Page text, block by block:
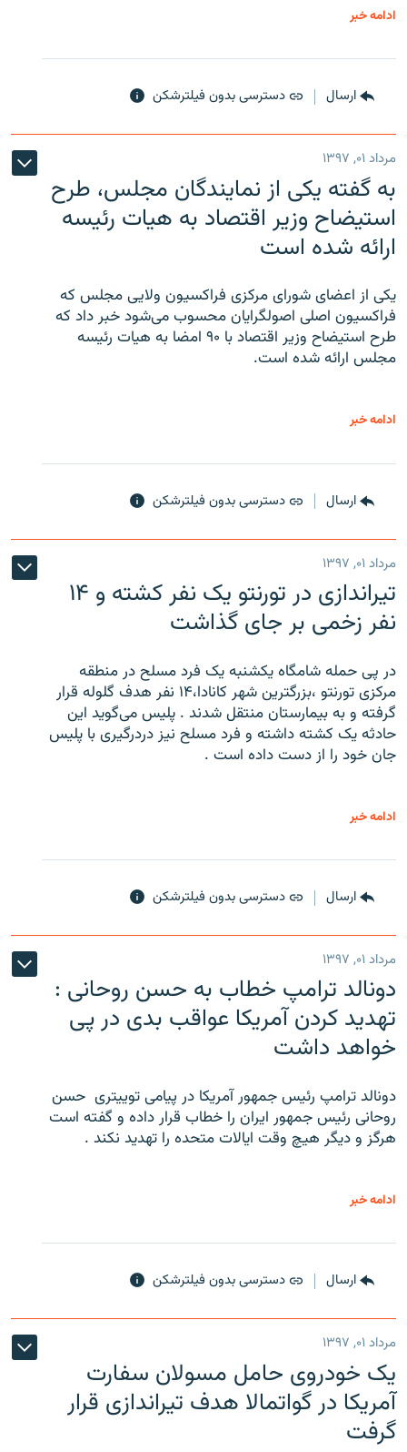
ادامه خبر
ارسال دسترسی بدون فیلترشکن
مرداد ۰۱, ۱۳۹۷
به گفته یکی از نمایندگان مجلس، طرح
استیضاح وزیر اقتصاد به هیات رئیسه
ارائه شده است
یکی از اعضای شورای مرکزی فراکسیون ولایی مجلس که
فراکسیون اصلی اصولگرایان محسوب می‌شود خبر داد که
طرح استیضاح وزیر اقتصاد با ۹۰ امضا به هیات رئیسه
مجلس ارائه شده است.
ادامه خبر
ارسال دسترسی بدون فیلترشکن
مرداد ۰۱, ۱۳۹۷
تیراندازی در تورنتو یک نفر کشته و ۱۴
نفر زخمی بر جای گذاشت
در پی حمله شامگاه یکشنبه یک فرد مسلح در منطقه
مرکزی تورنتو ،‌بزرگترین شهر کانادا،۱۴ نفر هدف گلوله قرار
گرفته و به بیمارستان منتقل شدند . پلیس می‌گوید این
حادثه یک کشته داشته و فرد مسلح نیز دردرگیری با پلیس
جان خود را از دست داده است .
ادامه خبر
ارسال دسترسی بدون فیلترشکن
مرداد ۰۱, ۱۳۹۷
دونالد ترامپ خطاب به حسن روحانی :
تهدید کردن آمریکا عواقب بدی در پی
خواهد داشت
دونالد ترامپ رئیس جمهور آمریکا در پیامی توییتری ‌ حسن
روحانی رئیس جمهور ایران را خطاب قرار داده و گفته است
هرگز و دیگر هیچ وقت ایالات متحده را تهدید نکند .
ادامه خبر
ارسال دسترسی بدون فیلترشکن
مرداد ۰۱, ۱۳۹۷
یک خودروی حامل مسولان سفارت
آمریکا در گواتمالا هدف تیراندازی قرار
گرفت